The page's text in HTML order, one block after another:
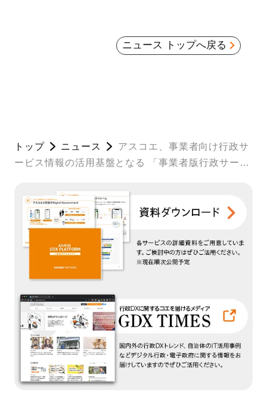
ニュース トップへ戻る
トップ ニュース
アスコエ、事業者向け行政サ
ービス情報の活用基盤となる 「事業者版行政サービ